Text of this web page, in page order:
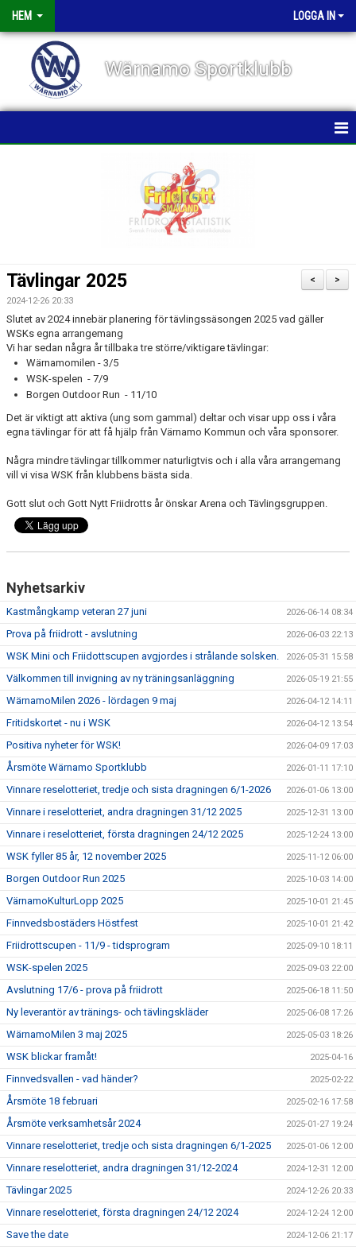
HEM LOGGA IN
Wärnamo Sportklubb
KALENDER
VÅRA GRUPPER/TRÄNARE
MEDLEMSANSÖKAN/PROVA-PÅ
RESULTAT/STATISTIK
ARKIV
SPONSORSIDAN
>
<
Tävlingar 2025
2024-12-26 20:33
Slutet av 2024 innebär planering för tävlingssäsongen 2025 vad gäller
WSKs egna arrangemang
Vi har sedan några år tillbaka tre större/viktigare tävlingar:
Wärnamomilen - 3/5
WSK-spelen - 7/9
Borgen Outdoor Run - 11/10
Det är viktigt att aktiva (ung som gammal) deltar och visar upp oss i våra
egna tävlingar för att få hjälp från Värnamo Kommun och våra sponsorer.
Några mindre tävlingar tillkommer naturligtvis och i alla våra arrangemang
vill vi visa WSK från klubbens bästa sida.
Gott slut och Gott Nytt Friidrotts år önskar Arena och Tävlingsgruppen.
Nyhetsarkiv
Kastmångkamp veteran 27 juni 2026-06-14 08:34
Prova på friidrott - avslutning 2026-06-03 22:13
WSK Mini och Friidottscupen avgjordes i strålande solsken. 2026-05-31 15:58
Välkommen till invigning av ny träningsanläggning 2026-05-19 21:55
WärnamoMilen 2026 - lördagen 9 maj 2026-04-12 14:11
Fritidskortet - nu i WSK 2026-04-12 13:54
Positiva nyheter för WSK! 2026-04-09 17:03
Årsmöte Wärnamo Sportklubb 2026-01-11 17:10
Vinnare reselotteriet, tredje och sista dragningen 6/1-2026 2026-01-06 13:00
Vinnare i reselotteriet, andra dragningen 31/12 2025 2025-12-31 13:00
Vinnare i reselotteriet, första dragningen 24/12 2025 2025-12-24 13:00
WSK fyller 85 år, 12 november 2025 2025-11-12 06:00
Borgen Outdoor Run 2025 2025-10-03 14:00
VärnamoKulturLopp 2025 2025-10-01 21:45
Finnvedsbostäders Höstfest 2025-10-01 21:42
Friidrottscupen - 11/9 - tidsprogram 2025-09-10 18:11
WSK-spelen 2025 2025-09-03 22:00
Avslutning 17/6 - prova på friidrott 2025-06-18 11:50
Ny leverantör av tränings- och tävlingskläder 2025-06-08 17:26
WärnamoMilen 3 maj 2025 2025-05-03 18:26
WSK blickar framåt! 2025-04-16
Finnvedsvallen - vad händer? 2025-02-22
Årsmöte 18 februari 2025-02-16 17:58
Årsmöte verksamhetsår 2024 2025-01-27 19:24
Vinnare reselotteriet, tredje och sista dragningen 6/1-2025 2025-01-06 12:00
Vinnare reselotteriet, andra dragningen 31/12-2024 2024-12-31 12:00
Tävlingar 2025 2024-12-26 20:33
Vinnare reselotteriet, första dragningen 24/12 2024 2024-12-24 12:00
Save the date 2024-12-06 21:17